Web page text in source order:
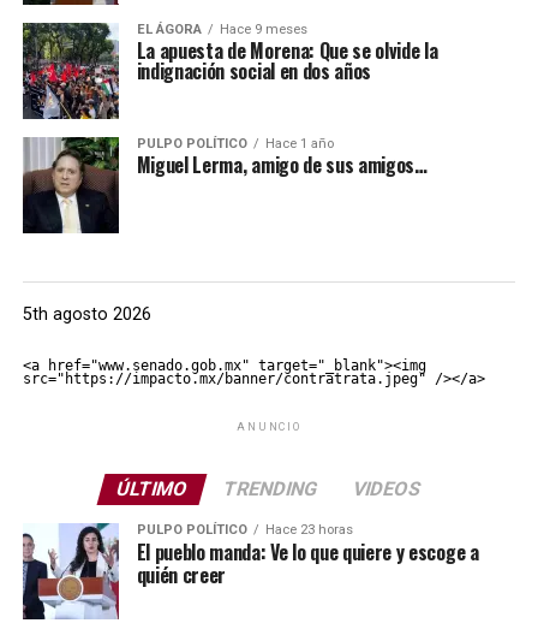
EL ÁGORA Hace 9 meses
La apuesta de Morena: Que se olvide la
indignación social en dos años
PULPO POLÍTICO Hace 1 año
Miguel Lerma, amigo de sus amigos…
5th agosto 2026
<a href="www.senado.gob.mx" target="_blank"><img
src="https://impacto.mx/banner/contratrata.jpeg" /></a>
ANUNCIO
ÚLTIMO TRENDING VIDEOS
PULPO POLÍTICO Hace 23 horas
El pueblo manda: Ve lo que quiere y escoge a
quién creer